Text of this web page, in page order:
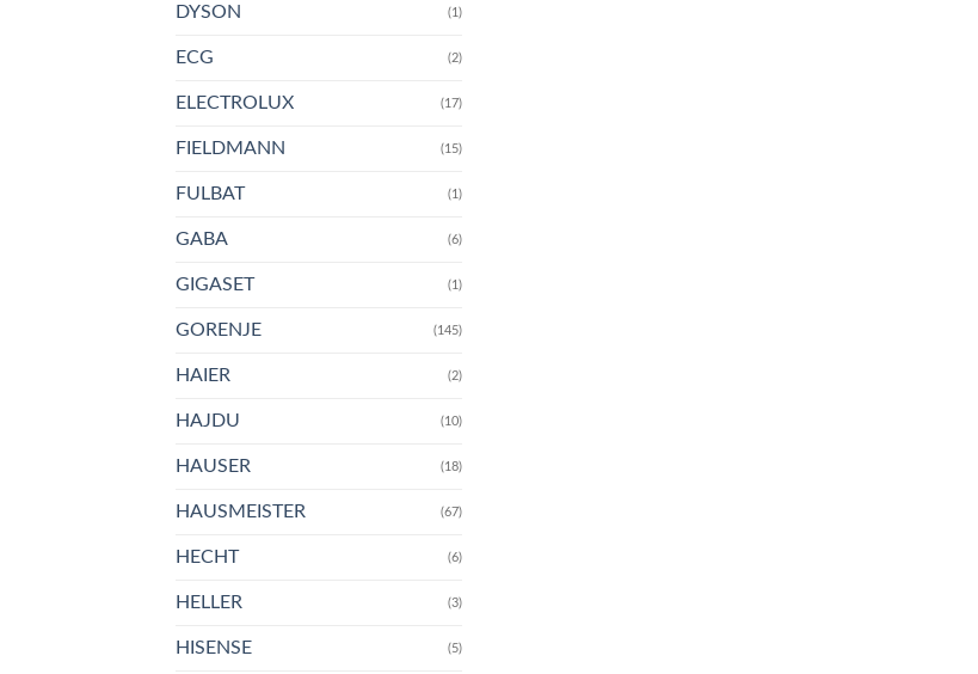
DYSON (1)
ECG (2)
ELECTROLUX (17)
FIELDMANN (15)
FULBAT (1)
GABA (6)
GIGASET (1)
GORENJE (145)
HAIER (2)
HAJDU (10)
HAUSER (18)
HAUSMEISTER (67)
HECHT (6)
HELLER (3)
HISENSE (5)